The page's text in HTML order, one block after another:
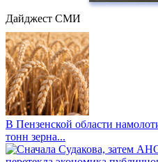
Дайджест СМИ
В Пензенской области
тонн зерна...